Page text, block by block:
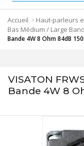
Accueil > Haut-parleurs
Bas Médium / Large
Bande 4W 8 Ohm 84dB
VISATON
Bande 4W 8